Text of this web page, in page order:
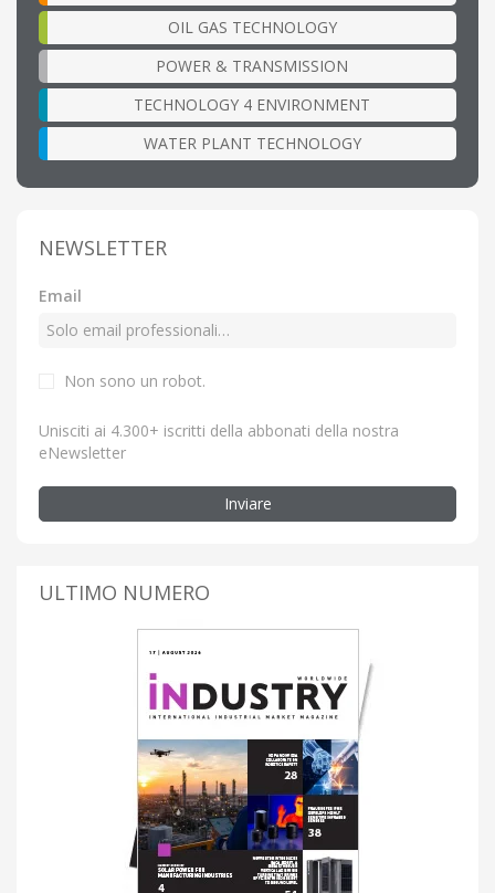
OIL GAS TECHNOLOGY
POWER & TRANSMISSION
TECHNOLOGY 4 ENVIRONMENT
WATER PLANT TECHNOLOGY
NEWSLETTER
Email
Non sono un robot.
Unisciti ai 4.300+ iscritti della abbonati della nostra
eNewsletter
Inviare
ULTIMO NUMERO